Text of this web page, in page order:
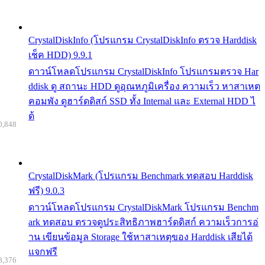
CrystalDiskInfo (โปรแกรม CrystalDiskInfo ตรวจ Harddisk
เช็ค HDD) 9.9.1
ดาวน์โหลดโปรแกรม CrystalDiskInfo โปรแกรมตรวจ Har
ddisk ดู สถานะ HDD ดูอุณหภูมิเครื่อง ความเร็ว หาสาเหต
คอมพัง ดูฮาร์ดดิสก์ SSD ทั้ง Internal และ External HDD ไ
ด้
CrystalDiskMark (โปรแกรม Benchmark ทดสอบ Harddisk
ฟรี) 9.0.3
ดาวน์โหลดโปรแกรม CrystalDiskMark โปรแกรม Benchm
ark ทดสอบ ตรวจดูประสิทธิภาพฮาร์ดดิสก์ ความเร็วการอ่
าน เขียนข้อมูล Storage ใช้หาสาเหตุของ Harddisk เสียได้
แจกฟรี